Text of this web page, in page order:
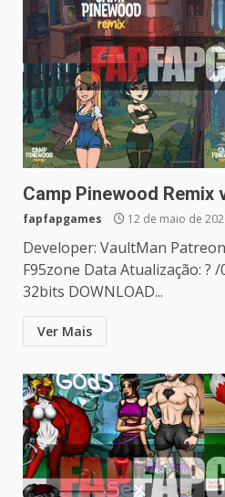
Camp Pinewood Remix
fapfapgames 12 de maio de
Developer: VaultMan
F95zone Data Atualização: ?
32bits DOWNLOAD...
Ver Mais